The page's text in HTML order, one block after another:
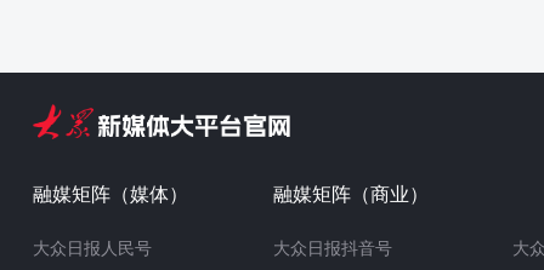
融媒矩阵（媒体）
大众日报人民号
融媒矩阵（商业）
大众日报抖音号
大